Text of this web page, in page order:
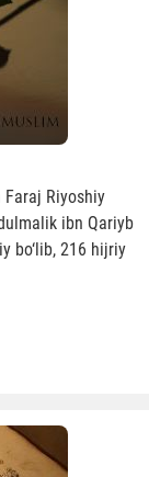
Faraj Riyoshiy
ibn Qariyb
bo‘lib, 216 hijriy